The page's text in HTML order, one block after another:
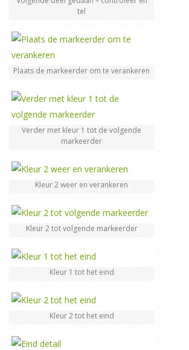
tel
Plaats de markeerder om te verankeren
Verder met kleur 1 tot de volgende
markeerder
Kleur 2 weer en verankeren
Kleur 2 tot volgende markeerder
Kleur 1 tot het eind
Kleur 2 tot het eind